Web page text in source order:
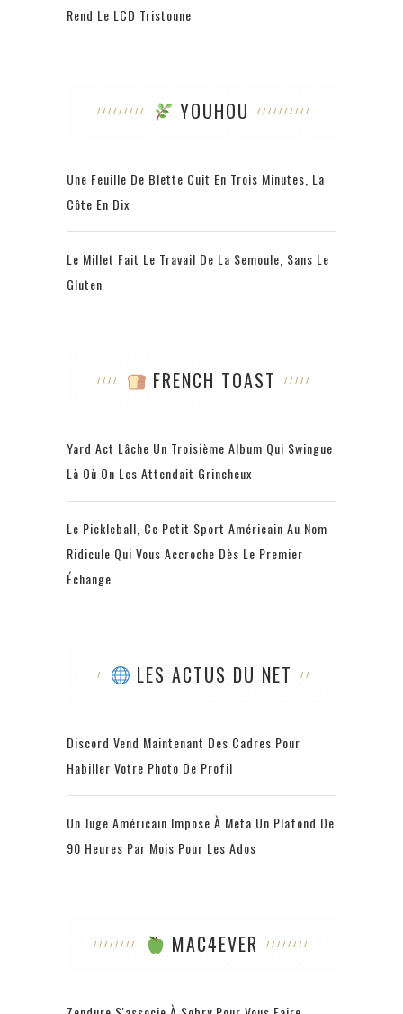
Rend Le LCD Tristoune
YOUHOU
Une Feuille De Blette Cuit En Trois Minutes, La
Côte En Dix
Le Millet Fait Le Travail De La Semoule, Sans Le
Gluten
FRENCH TOAST
Yard Act Lâche Un Troisième Album Qui Swingue
Là Où On Les Attendait Grincheux
Le Pickleball, Ce Petit Sport Américain Au Nom
Ridicule Qui Vous Accroche Dès Le Premier
Échange
LES ACTUS DU NET
Discord Vend Maintenant Des Cadres Pour
Habiller Votre Photo De Profil
Un Juge Américain Impose À Meta Un Plafond De
90 Heures Par Mois Pour Les Ados
MAC4EVER